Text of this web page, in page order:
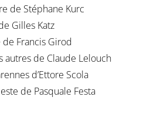
de Stéphane Kurc
Gilles Katz
Francis Girod
autres de Claude Lelouch
d’Ettore Scola
de Pasquale Festa